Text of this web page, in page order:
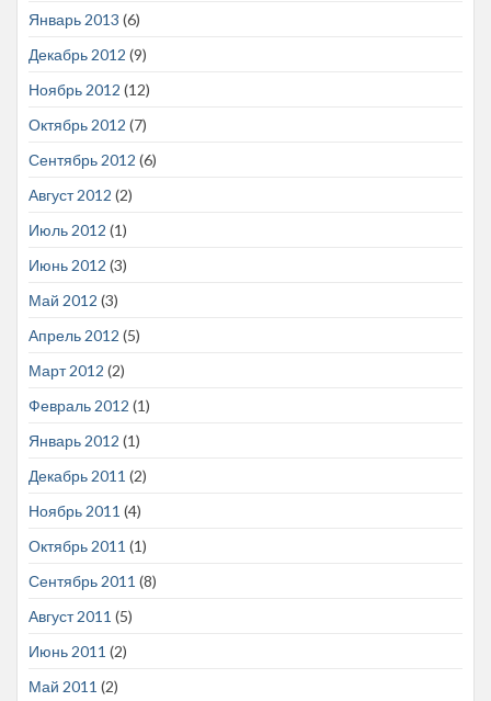
Январь 2013 (6)
Декабрь 2012 (9)
Ноябрь 2012 (12)
Октябрь 2012 (7)
Сентябрь 2012 (6)
Август 2012 (2)
Июль 2012 (1)
Июнь 2012 (3)
Май 2012 (3)
Апрель 2012 (5)
Март 2012 (2)
Февраль 2012 (1)
Январь 2012 (1)
Декабрь 2011 (2)
Ноябрь 2011 (4)
Октябрь 2011 (1)
Сентябрь 2011 (8)
Август 2011 (5)
Июнь 2011 (2)
Май 2011 (2)